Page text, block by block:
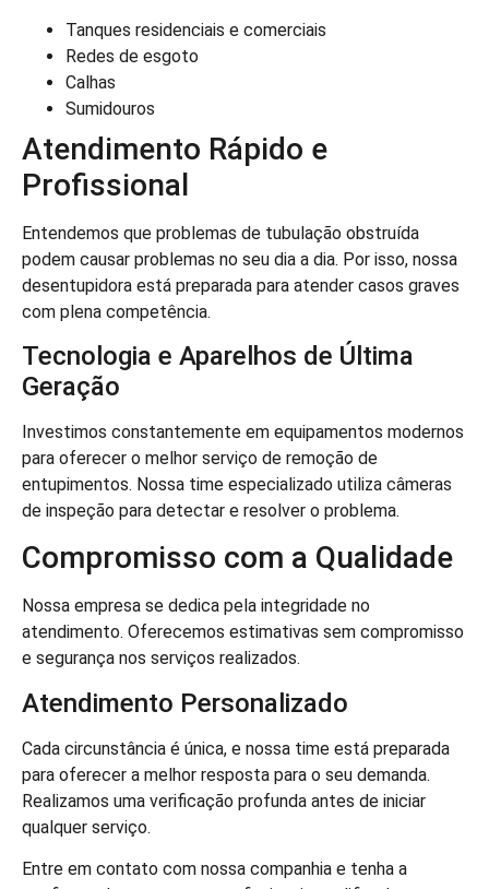
Tanques residenciais e comerciais
Redes de esgoto
Calhas
Sumidouros
Atendimento Rápido e
Profissional
Entendemos que problemas de tubulação obstruída
podem causar problemas no seu dia a dia. Por isso, nossa
desentupidora está preparada para atender casos graves
com plena competência.
Tecnologia e Aparelhos de Última
Geração
Investimos constantemente em equipamentos modernos
para oferecer o melhor serviço de remoção de
entupimentos. Nossa time especializado utiliza câmeras
de inspeção para detectar e resolver o problema.
Compromisso com a Qualidade
Nossa empresa se dedica pela integridade no
atendimento. Oferecemos estimativas sem compromisso
e segurança nos serviços realizados.
Atendimento Personalizado
Cada circunstância é única, e nossa time está preparada
para oferecer a melhor resposta para o seu demanda.
Realizamos uma verificação profunda antes de iniciar
qualquer serviço.
Entre em contato com nossa companhia e tenha a